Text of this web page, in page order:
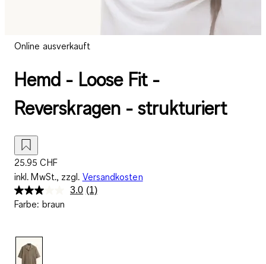
Online ausverkauft
Hemd - Loose Fit -
Reverskragen - strukturiert
25.95 CHF
inkl. MwSt., zzgl. Versandkosten
3.0 Bewertung
(1)
Farbe: braun